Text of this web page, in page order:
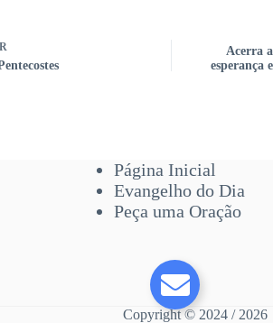
Acerra
esperança
Página Inicial
Evangelho do Dia
Peça uma Oração
Copyright © 2024 / 2026